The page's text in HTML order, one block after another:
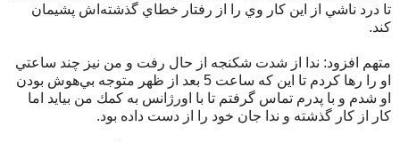
تا درد ناشي از اين كار وي را از رفتار خطاي گذشته‌اش پشيمان
كند.
متهم افزود: ندا از شدت شكنجه از ‌حال رفت و من نيز چند ساعتي
او را رها كردم تا اين كه ساعت 5 بعد از ظهر متوجه بي‌هوش بودن
او شدم و با پدرم تماس گرفتم تا با اورژانس به كمك من بيايد اما
كار از كار گذشته و ندا جان خود را از دست داده بود.